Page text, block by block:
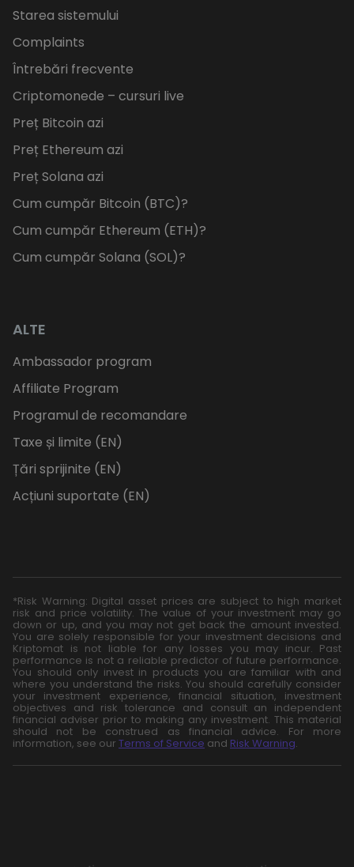
Starea sistemului
Complaints
Întrebări frecvente
Criptomonede – cursuri live
Preț Bitcoin azi
Preț Ethereum azi
Preț Solana azi
Cum cumpăr Bitcoin (BTC)?
Cum cumpăr Ethereum (ETH)?
Cum cumpăr Solana (SOL)?
ALTE
Ambassador program
Affiliate Program
Programul de recomandare
Taxe și limite (EN)
Țări sprijinite (EN)
Acțiuni suportate (EN)
*Risk Warning: Digital asset prices are subject to high market
risk and price volatility. The value of your investment may go
down or up, and you may not get back the amount invested.
You are solely responsible for your investment decisions and
Kriptomat is not liable for any losses you may incur. Past
performance is not a reliable predictor of future performance.
You should only invest in products you are familiar with and
where you understand the risks. You should carefully consider
your investment experience, financial situation, investment
objectives and risk tolerance and consult an independent
financial adviser prior to making any investment. This material
should not be construed as financial advice. For more
information, see our Terms of Service and Risk Warning.